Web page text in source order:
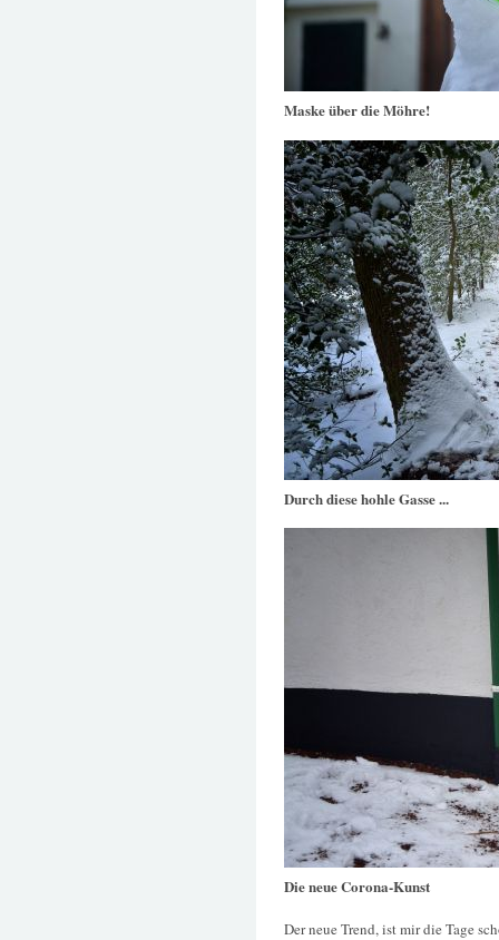
Maske über die Möhre!
Durch diese hohle Gasse ...
Die neue Corona-Kunst
Der neue Trend, ist mir die Tage